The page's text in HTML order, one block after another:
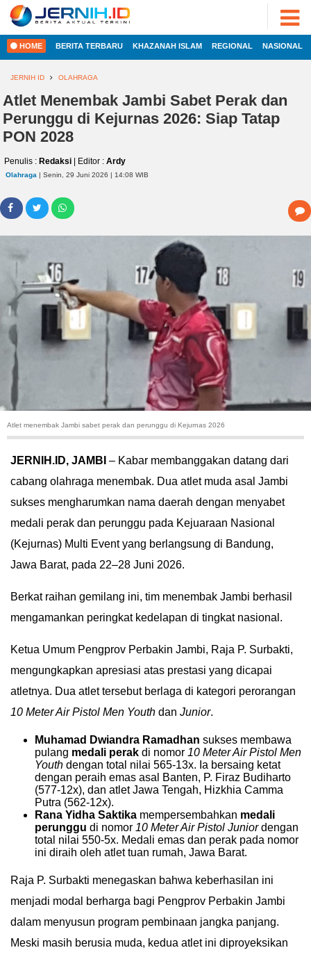
HOME
INTERNASIONAL
EKOBIS
POLITIK
HUKUM
TEKNOLOGI
OTOMOTIF
OLAHRAGA
HIBURAN
IN
DEPTH
OPINI
ADVERTORIAL
INDEKS
BERITA
ADVERTORIAL
FOTO
VIDEO
PESONA
JAMBI
PESONA
INDONESIA
DUNIA
HEALTH
PROPERTY
LIFESTYLE
ENTREPRENEURSHIP
2022
JERNIH.ID
•
Developed
HOME BERITA TERBARU KHAZANAH ISLAM REGIONAL NASIONAL
JERNIH ID OLAHRAGA
Atlet Menembak Jambi Sabet Perak dan
Perunggu di Kejurnas 2026: Siap Tatap
PON 2028
Penulis : Redaksi | Editor : Ardy
Olahraga | Senin, 29 Juni 2026 | 14:08 WIB
Atlet menembak Jambi sabet perak dan perunggu di Kejurnas 2026
JERNIH.ID, ​JAMBI – Kabar membanggakan datang dari
cabang olahraga menembak. Dua atlet muda asal Jambi
sukses mengharumkan nama daerah dengan menyabet
medali perak dan perunggu pada Kejuaraan Nasional
(Kejurnas) Multi Event yang berlangsung di Bandung,
Jawa Barat, pada 22–28 Juni 2026.
​Berkat raihan gemilang ini, tim menembak Jambi berhasil
mengamankan peringkat kedelapan di tingkat nasional.
​Ketua Umum Pengprov Perbakin Jambi, Raja P. Surbakti,
mengungkapkan apresiasi atas prestasi yang dicapai
atletnya. Dua atlet tersebut berlaga di kategori perorangan
10 Meter Air Pistol Men Youth dan Junior.
Muhamad Dwiandra Ramadhan sukses membawa
pulang medali perak di nomor 10 Meter Air Pistol Men
Youth dengan total nilai 565-13x. Ia bersaing ketat
dengan peraih emas asal Banten, P. Firaz Budiharto
(577-12x), dan atlet Jawa Tengah, Hizkhia Camma
Putra (562-12x).
Rana Yidha Saktika mempersembahkan medali
perunggu di nomor 10 Meter Air Pistol Juniordengan
total nilai 550-5x. Medali emas dan perak pada nomor
ini diraih oleh atlet tuan rumah, Jawa Barat.
​Raja P. Surbakti menegaskan bahwa keberhasilan ini
menjadi modal berharga bagi Pengprov Perbakin Jambi
dalam menyusun program pembinaan jangka panjang.
Meski masih berusia muda, kedua atlet ini diproyeksikan